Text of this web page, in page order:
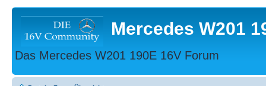
Mercedes W201
Das Mercedes W201 190E 16V Forum